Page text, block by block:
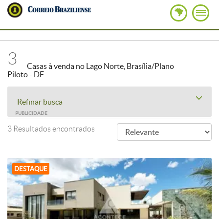
3
Casas à venda no Lago Norte, Brasília/Plano
Piloto - DF
Refinar busca
PUBLICIDADE
3 Resultados encontrados
DESTAQUE